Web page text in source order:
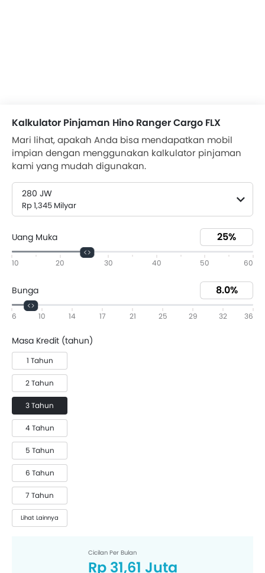
Kalkulator Pinjaman Hino Ranger Cargo FLX
Mari lihat, apakah Anda bisa mendapatkan mobil
impian dengan menggunakan kalkulator pinjaman
kami yang mudah digunakan.
280 JW
Rp 1,345 Milyar
Uang Muka
10 20 30 40 50 60
Bunga
6 10 14 17 21 25 29 32 36
Masa Kredit (tahun)
1 Tahun
2 Tahun
3 Tahun
4 Tahun
5 Tahun
6 Tahun
7 Tahun
Lihat Lainnya
Cicilan Per Bulan
Rp 31,61 Juta